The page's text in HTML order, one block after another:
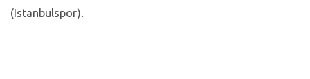
(Istanbulspor).